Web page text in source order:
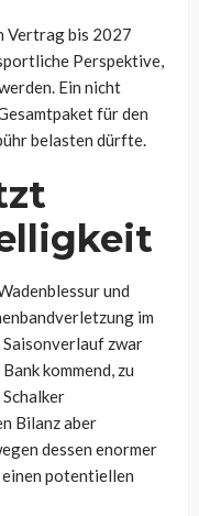
Vertrag bis 2027
Perspektive,
Ein nicht
für den
belasten dürfte.
und
im
Saisonverlauf zwar
kommend, zu
Bilanz aber
dessen enormer
potentiellen